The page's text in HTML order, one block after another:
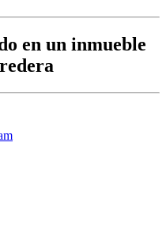
en un inmueble